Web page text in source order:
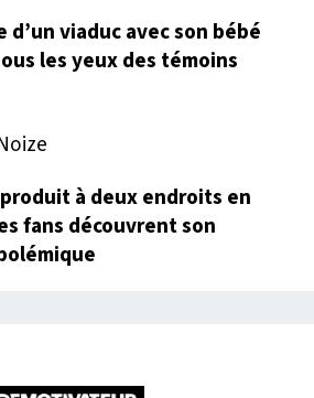
d’un viaduc avec son bébé
les yeux des témoins
à deux endroits en
fans découvrent son